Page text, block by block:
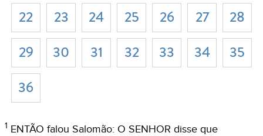
1 ENTÃO falou Salomão: O SENHOR disse que
22
23 24 25 26 27
28
29
30 31 32 33 34
35
36